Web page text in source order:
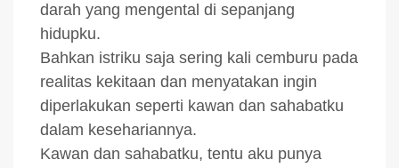
darah yang mengental di sepanjang
hidupku.
Bahkan istriku saja sering kali cemburu pada
realitas kekitaan dan menyatakan ingin
diperlakukan seperti kawan dan sahabatku
dalam kesehariannya.
Kawan dan sahabatku, tentu aku punya